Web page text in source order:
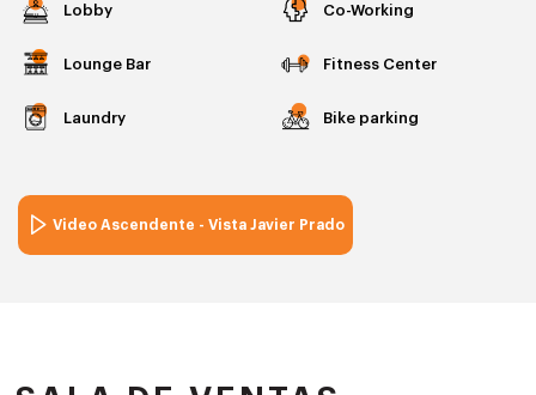
Lobby Co-Working
Lounge Bar Fitness Center
Laundry Bike parking
Video Ascendente - Vista Javier Prado